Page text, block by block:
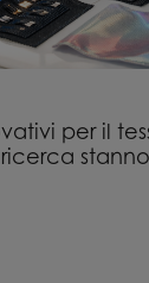
per il